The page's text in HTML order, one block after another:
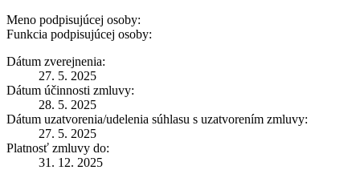
Meno podpisujúcej osoby:
Funkcia podpisujúcej osoby:
Dátum zverejnenia:
27. 5. 2025
Dátum účinnosti zmluvy:
28. 5. 2025
Dátum uzatvorenia/udelenia súhlasu s uzatvorením zmluvy:
27. 5. 2025
Platnosť zmluvy do:
31. 12. 2025